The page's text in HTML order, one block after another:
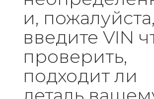
и, пожалуйста,
введите VIN
проверить,
подходит ли